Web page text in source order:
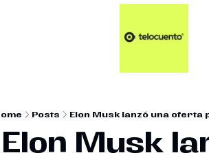
Artículos 📑
Plus 💎
Posts Elon Musk lanzó una oferta